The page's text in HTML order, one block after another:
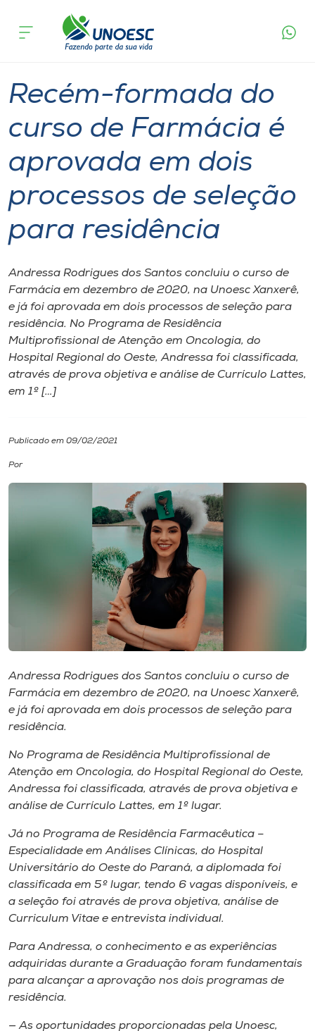
Cursos
Atendimento ao Estudante
Portal de Ensino
A
Internacionalização
I.nova
Diplomados
Unoesc
Store
Selecione
o idioma
A+
A-
acontece
residência
Recém-formada do
curso de Farmácia é
aprovada em dois
processos de seleção
para residência
Andressa Rodrigues dos Santos concluiu o curso de
Farmácia em dezembro de 2020, na Unoesc Xanxerê,
e já foi aprovada em dois processos de seleção para
residência. No Programa de Residência
Multiprofissional de Atenção em Oncologia, do
Hospital Regional do Oeste, Andressa foi classificada,
através de prova objetiva e análise de Currículo Lattes,
em 1º […]
Publicado em 09/02/2021
Por
Andressa Rodrigues dos Santos concluiu o curso de
Farmácia em dezembro de 2020, na Unoesc Xanxerê,
e já foi aprovada em dois processos de seleção para
residência.
No Programa de Residência Multiprofissional de
Atenção em Oncologia, do Hospital Regional do Oeste,
Andressa foi classificada, através de prova objetiva e
análise de Currículo Lattes, em 1º lugar.
Já no Programa de Residência Farmacêutica –
Especialidade em Análises Clínicas, do Hospital
Universitário do Oeste do Paraná, a diplomada foi
classificada em 5º lugar, tendo 6 vagas disponíveis, e
a seleção foi através de prova objetiva, análise de
Curriculum Vitae e entrevista individual.
Para Andressa, o conhecimento e as experiências
adquiridas durante a Graduação foram fundamentais
para alcançar a aprovação nos dois programas de
residência.
— As oportunidades proporcionadas pela Unoesc,